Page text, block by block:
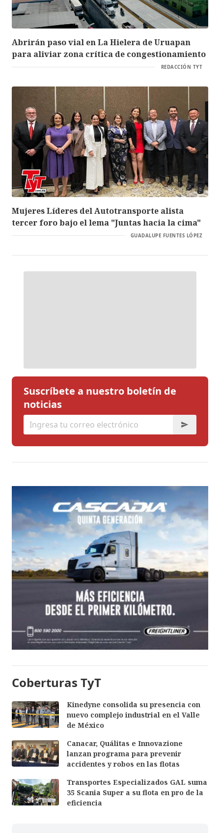
Abrirán paso vial en La Hielera de Uruapan
para aliviar zona crítica de congestionamiento
REDACCIÓN TYT
Mujeres Líderes del Autotransporte alista
tercer foro bajo el lema "Juntas hacia la cima"
GUADALUPE FUENTES LÓPEZ
Suscríbete a nuestro boletín de
noticias
Coberturas TyT
Kinedyne consolida su presencia con
nuevo complejo industrial en el Valle
de México
Canacar, Quálitas e Innovazione
lanzan programa para prevenir
accidentes y robos en las flotas
Transportes Especializados GAL suma
35 Scania Super a su flota en pro de la
eficiencia